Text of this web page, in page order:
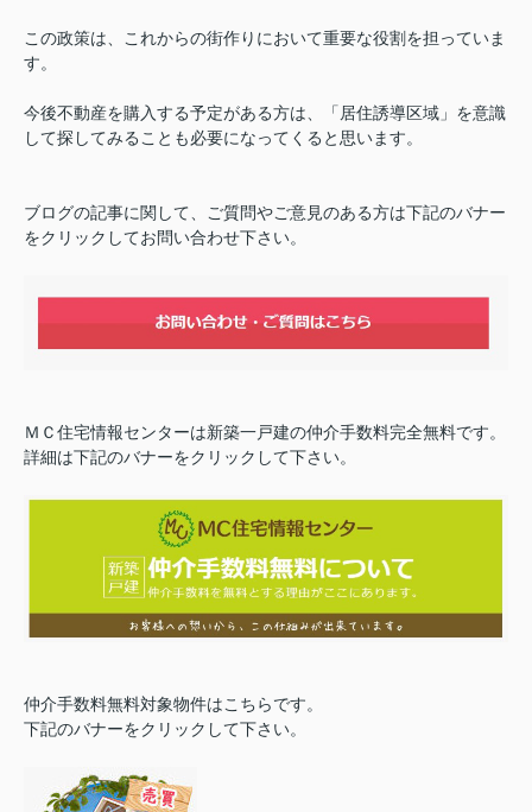
この政策は、これからの街作りにおいて重要な役割を担っていま
す。
今後不動産を購入する予定がある方は、「居住誘導区域」を意識
して探してみることも必要になってくると思います。
ブログの記事に関して、ご質問やご意見のある方は下記のバナー
をクリックしてお問い合わせ下さい。
ＭＣ住宅情報センターは新築一戸建の仲介手数料完全無料です。
詳細は下記のバナーをクリックして下さい。
仲介手数料無料対象物件はこちらです。
下記のバナーをクリックして下さい。